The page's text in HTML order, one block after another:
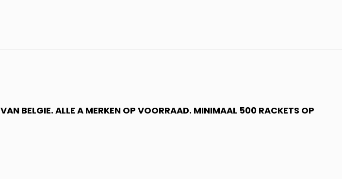
VAN BELGIE. ALLE A MERKEN OP VOORRAAD. MINIMAAL 500 RACKETS OP